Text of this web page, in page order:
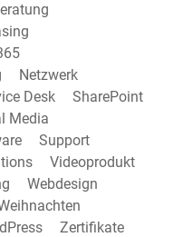
Netzwerk
Desk
SharePoint
Media
Support
Videoprodukt
Webdesign
Zertifikate